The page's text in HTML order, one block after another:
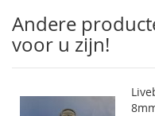
Andere
voor u zijn!